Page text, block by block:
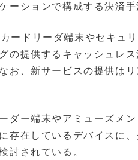
ションで構成する決済手
ドリーダ端末やセキュ
の提供するキャッシュレ
お、新サービスの提供は
ダー端末やアミューズメ
存在しているデバイスに
討されている。